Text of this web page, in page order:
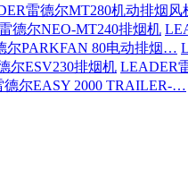
雷德尔MT280机动排烟风
德尔NEO-MT240排烟机
尔PARKFAN 80电动排烟…
尔ESV230排烟机 LEADER
德尔EASY 2000 TRAILER-…